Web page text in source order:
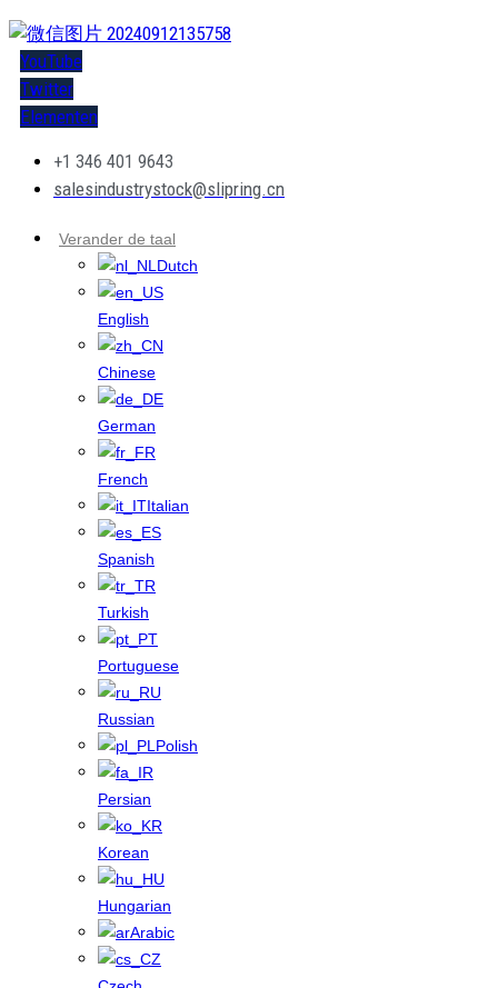
YouTube
Twitter
Elementen
+1 346 401 9643
salesindustrystock@slipring.cn
Verander de taal
Dutch
English
Chinese
German
French
Italian
Spanish
Turkish
Portuguese
Russian
Polish
Persian
Korean
Hungarian
Arabic